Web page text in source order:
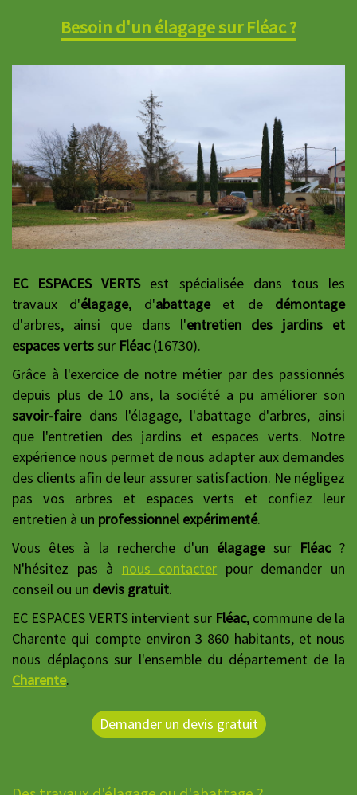
Besoin d'un élagage sur Fléac ?
EC ESPACES VERTSest spécialisée dans tous les
travaux d'élagage, d'abattageet de démontage
d'arbres, ainsi que dans l'entretien des jardins et
espaces vertssur Fléac(16730).
Grâce à l'exercice de notre métier par des passionnés
depuis plus de 10 ans, la société a pu améliorer son
savoir-fairedans l'élagage, l'abattage d'arbres, ainsi
que l'entretien des jardins et espaces verts. Notre
expérience nous permet de nous adapter aux demandes
des clients afin de leur assurer satisfaction. Ne négligez
pas vos arbres et espaces verts et confiez leur
entretien à un professionnel expérimenté.
Vous êtes à la recherche d'un élagagesur Fléac?
N'hésitez pas à nous contacter pour demander un
conseil ou un devis gratuit.
EC ESPACES VERTS intervient sur Fléac, commune de la
Charente qui compte environ 3 860 habitants, et nous
nous déplaçons sur l'ensemble du département de la
Charente.
Demander un devis gratuit